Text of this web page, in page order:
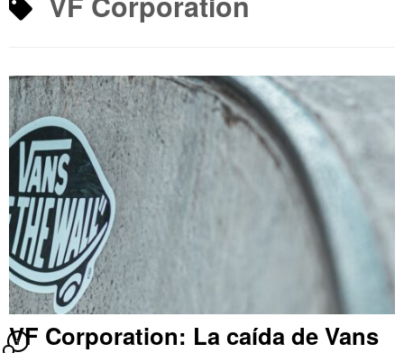
VF Corporation: La caída de Vans
1